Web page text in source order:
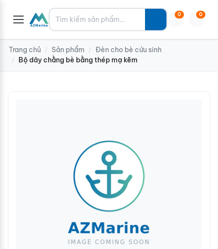
Tìm kiếm 0 0
Trang chủ / Sản phẩm / Đèn cho bè cứu sinh
/ Bộ dây chằng bè bằng thép mạ kẽm